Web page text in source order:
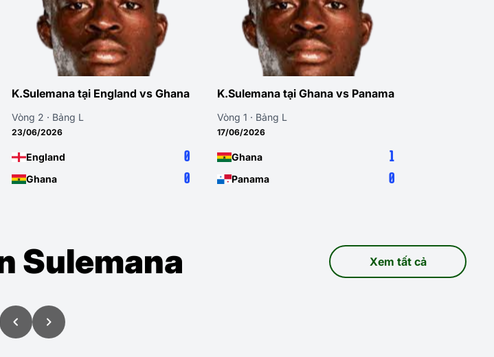
K.Sulemana tại England vs Ghana
Vòng 2 · Bảng L
23/06/2026
England 0
Ghana 0
K.Sulemana tại Ghana vs Panama
Vòng 1 · Bảng L
17/06/2026
Ghana 1
Panama 0
Sulemana Xem tất cả